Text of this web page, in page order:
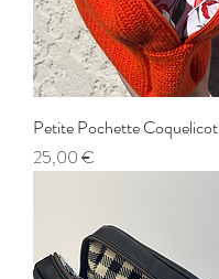
Petite Pochette Coquelicot
Prix
25,00 €